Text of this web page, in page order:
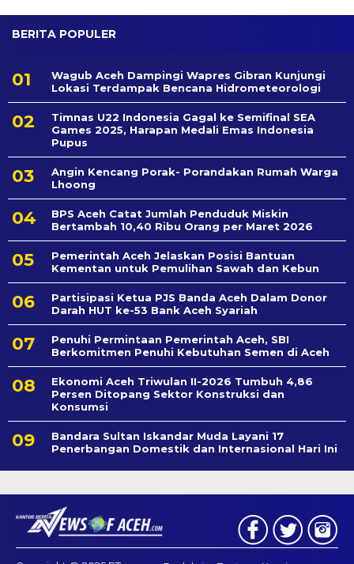
BERITA POPULER
Wagub Aceh Dampingi Wapres Gibran Kunjungi
Lokasi Terdampak Bencana Hidrometeorologi
Timnas U22 Indonesia Gagal ke Semifinal SEA
Games 2025, Harapan Medali Emas Indonesia
Pupus
Angin Kencang Porak- Porandakan Rumah Warga
Lhoong
BPS Aceh Catat Jumlah Penduduk Miskin
Bertambah 10,40 Ribu Orang per Maret 2026
Pemerintah Aceh Jelaskan Posisi Bantuan
Kementan untuk Pemulihan Sawah dan Kebun
Partisipasi Ketua PJS Banda Aceh Dalam Donor
Darah HUT ke-53 Bank Aceh Syariah
Penuhi Permintaan Pemerintah Aceh, SBI
Berkomitmen Penuhi Kebutuhan Semen di Aceh
Ekonomi Aceh Triwulan II-2026 Tumbuh 4,86
Persen Ditopang Sektor Konstruksi dan
Konsumsi
Bandara Sultan Iskandar Muda Layani 17
Penerbangan Domestik dan Internasional Hari Ini